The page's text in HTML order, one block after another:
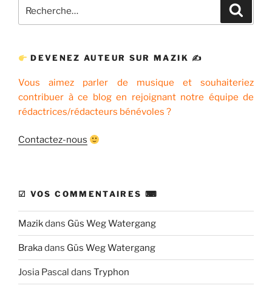
pour
DEVENEZ AUTEUR SUR MAZIK ✍
Vous aimez parler de musique et souhaiteriez
contribuer à ce blog en rejoignant notre équipe de
rédactrices/rédacteurs bénévoles ?
Contactez-nous
☑ VOS COMMENTAIRES ⌨
Mazikdans Güs Weg Watergang
Brakadans Güs Weg Watergang
Josia Pascal dans Tryphon